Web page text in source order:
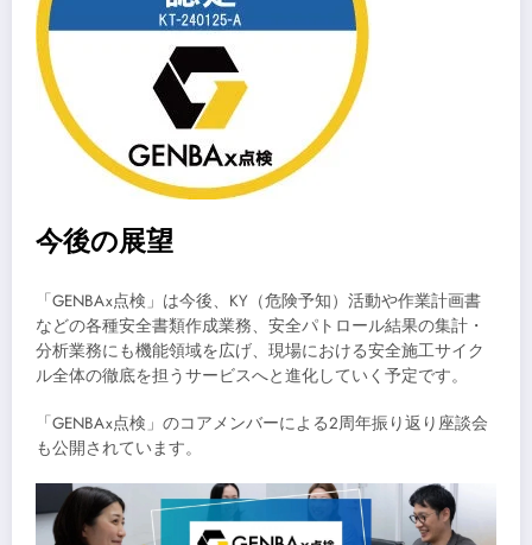
今後の展望
「GENBAx点検」は今後、KY（危険予知）活動や作業計画書
などの各種安全書類作成業務、安全パトロール結果の集計・
分析業務にも機能領域を広げ、現場における安全施工サイク
ル全体の徹底を担うサービスへと進化していく予定です。
「GENBAx点検」のコアメンバーによる2周年振り返り座談会
も公開されています。